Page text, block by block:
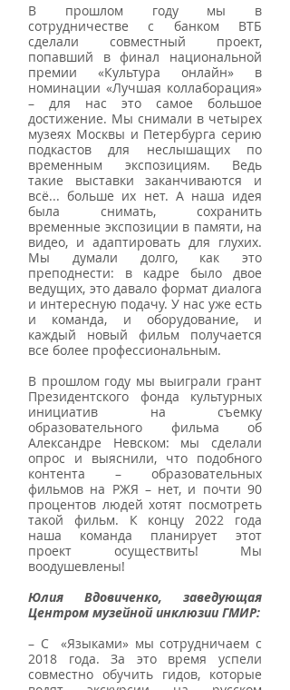
В прошлом году мы в
сотрудничестве с банком ВТБ
сделали совместный проект,
попавший в финал национальной
премии «Культура онлайн» в
номинации «Лучшая коллаборация»
– для нас это самое большое
достижение. Мы снимали в четырех
музеях Москвы и Петербурга серию
подкастов для неслышащих по
временным экспозициям. Ведь
такие выставки заканчиваются и
всё... больше их нет. А наша идея
была снимать, сохранить
временные экспозиции в памяти, на
видео, и адаптировать для глухих.
Мы думали долго, как это
преподнести: в кадре было двое
ведущих, это давало формат диалога
и интересную подачу. У нас уже есть
и команда, и оборудование, и
каждый новый фильм получается
все более профессиональным.
В прошлом году мы выиграли грант
Президентского фонда культурных
инициатив на съемку
образовательного фильма об
Александре Невском: мы сделали
опрос и выяснили, что подобного
контента – образовательных
фильмов на РЖЯ – нет, и почти 90
процентов людей хотят посмотреть
такой фильм. К концу 2022 года
наша команда планирует этот
проект осуществить! Мы
Юлия Вдовиченко, заведующая
Центром музейной инклюзии ГМИР:
– С  «Языками» мы сотрудничаем с
2018 года. За это время успели
совместно обучить гидов, которые